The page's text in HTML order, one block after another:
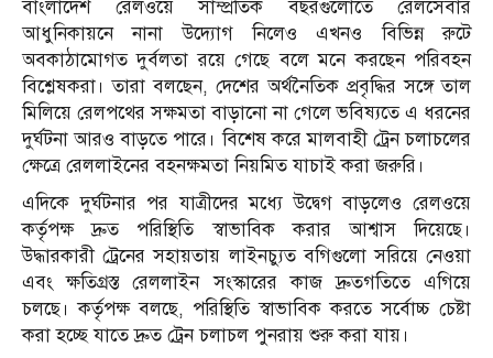
বাংলাদেশ রেলওয়ে সাম্প্রতিক বছরগুলোতে রেলসেবার
আধুনিকায়নে নানা উদ্যোগ নিলেও এখনও বিভিন্ন রুটে
অবকাঠামোগত দুর্বলতা রয়ে গেছে বলে মনে করছেন পরিবহন
বিশ্লেষকরা। তারা বলছেন, দেশের অর্থনৈতিক প্রবৃদ্ধির সঙ্গে তাল
মিলিয়ে রেলপথের সক্ষমতা বাড়ানো না গেলে ভবিষ্যতে এ ধরনের
দুর্ঘটনা আরও বাড়তে পারে। বিশেষ করে মালবাহী ট্রেন চলাচলের
ক্ষেত্রে রেললাইনের বহনক্ষমতা নিয়মিত যাচাই করা জরুরি।
এদিকে দুর্ঘটনার পর যাত্রীদের মধ্যে উদ্বেগ বাড়লেও রেলওয়ে
কর্তৃপক্ষ দ্রুত পরিস্থিতি স্বাভাবিক করার আশ্বাস দিয়েছে।
উদ্ধারকারী ট্রেনের সহায়তায় লাইনচ্যুত বগিগুলো সরিয়ে নেওয়া
এবং ক্ষতিগ্রস্ত রেললাইন সংস্কারের কাজ দ্রুতগতিতে এগিয়ে
চলছে। কর্তৃপক্ষ বলছে, পরিস্থিতি স্বাভাবিক করতে সর্বোচ্চ চেষ্টা
করা হচ্ছে যাতে দ্রুত ট্রেন চলাচল পুনরায় শুরু করা যায়।